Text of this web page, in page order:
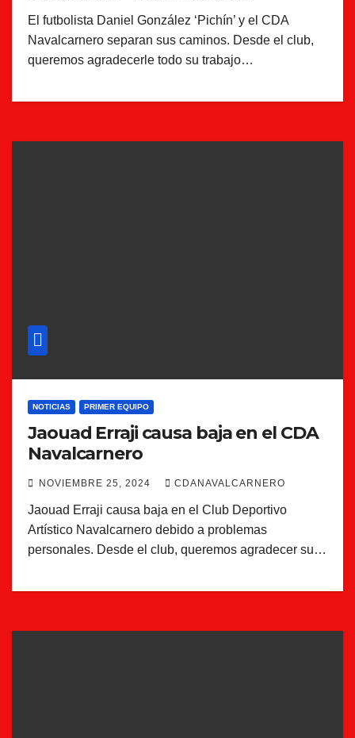
El futbolista Daniel González ‘Pichín’ y el CDA
Navalcarnero separan sus caminos. Desde el club,
queremos agradecerle todo su trabajo…
NOTICIAS PRIMER EQUIPO
Jaouad Erraji causa baja en el CDA
Navalcarnero
NOVIEMBRE 25, 2024 CDANAVALCARNERO
Jaouad Erraji causa baja en el Club Deportivo
Artístico Navalcarnero debido a problemas
personales. Desde el club, queremos agradecer su…